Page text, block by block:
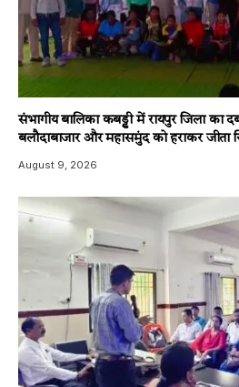
संभागीय बालिका कबड्डी में रायपुर जिला का
बलौदाबाजार और महासमुंद को हराकर जीता
August 9, 2026